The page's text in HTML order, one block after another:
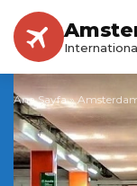
Ana Sayfa»